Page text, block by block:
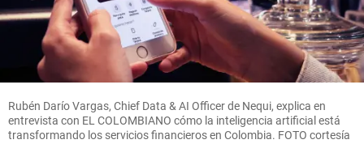
Rubén Darío Vargas, Chief Data & AI Officer de Nequi, explica en
entrevista con EL COLOMBIANO cómo la inteligencia artificial está
transformando los servicios financieros en Colombia. FOTO cortesía